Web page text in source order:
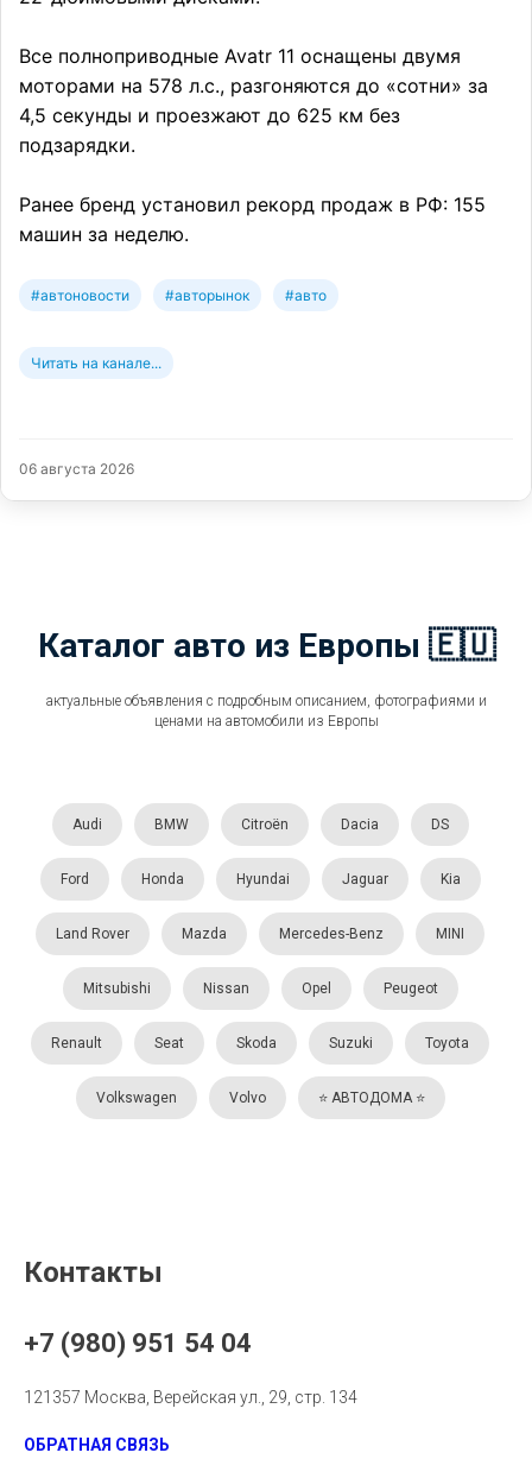
Все полноприводные Avatr 11 оснащены двумя
моторами на 578 л.с., разгоняются до «сотни» за
4,5 секунды и проезжают до 625 км без
подзарядки.
Ранее бренд установил рекорд продаж в РФ: 155
машин за неделю.
#автоновости #авторынок #авто
Читать на канале...
06 августа 2026
Каталог авто из Европы 🇪🇺
актуальные объявления с подробным описанием, фотографиями и
ценами на автомобили из Европы
Audi BMW Citroën Dacia DS
Ford Honda Hyundai Jaguar Kia
Land Rover Mazda Mercedes-Benz MINI
Mitsubishi Nissan Opel Peugeot
Renault Seat Skoda Suzuki Toyota
Volkswagen Volvo ⭐️ АВТОДОМА ⭐️
Контакты
+7 (980) 951 54 04
121357 Москва, Верейская ул., 29, стр. 134
ОБРАТНАЯ СВЯЗЬ